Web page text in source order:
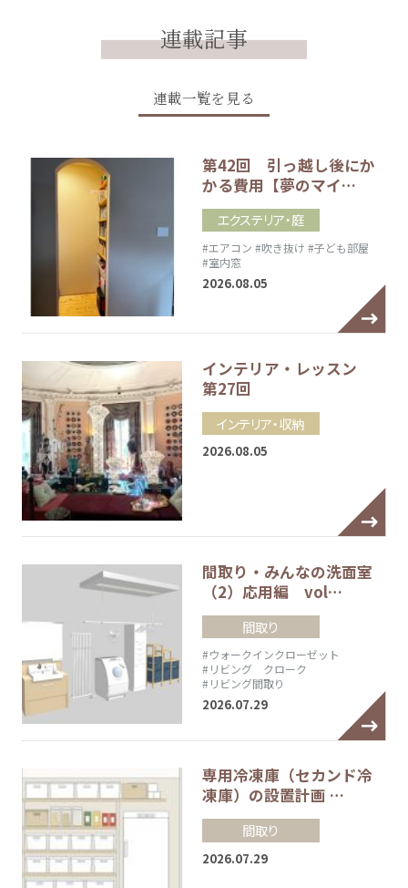
連載記事
連載一覧を見る
第42回 引っ越し後にか
かる費用【夢のマイ…
エクステリア・庭
#エアコン #吹き抜け #子ども部屋
#室内窓
2026.08.05
インテリア・レッスン
第27回
インテリア・収納
2026.08.05
間取り・みんなの洗面室
（2）応用編 vol…
間取り
#ウォークインクローゼット
#リビング クローク
#リビング間取り
2026.07.29
専用冷凍庫（セカンド冷
凍庫）の設置計画 …
間取り
2026.07.29